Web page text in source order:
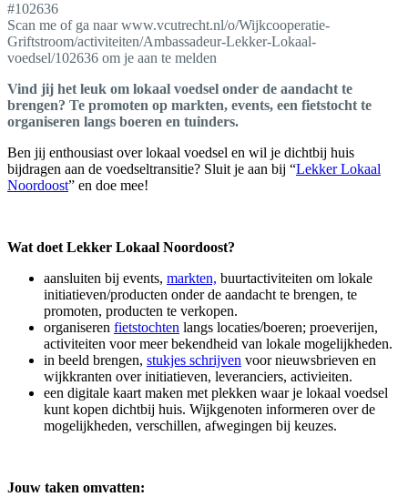
#102636
Scan me of ga naar www.vcutrecht.nl/o/Wijkcooperatie-
Griftstroom/activiteiten/Ambassadeur-Lekker-Lokaal-
voedsel/102636 om je aan te melden
Vind jij het leuk om lokaal voedsel onder de aandacht te
brengen? Te promoten op markten, events, een fietstocht te
organiseren langs boeren en tuinders.
Ben jij enthousiast over lokaal voedsel en wil je dichtbij huis
bijdragen aan de voedseltransitie? Sluit je aan bij “Lekker Lokaal
Noordoost” en doe mee!
Wat doet Lekker Lokaal Noordoost?
aansluiten bij events, markten, buurtactiviteiten om lokale
initiatieven/producten onder de aandacht te brengen, te
promoten, producten te verkopen.
organiseren fietstochten langs locaties/boeren; proeverijen,
activiteiten voor meer bekendheid van lokale mogelijkheden.
in beeld brengen, stukjes schrijven voor nieuwsbrieven en
wijkkranten over initiatieven, leveranciers, activieiten.
een digitale kaart maken met plekken waar je lokaal voedsel
kunt kopen dichtbij huis. Wijkgenoten informeren over de
mogelijkheden, verschillen, afwegingen bij keuzes.
Jouw taken omvatten: